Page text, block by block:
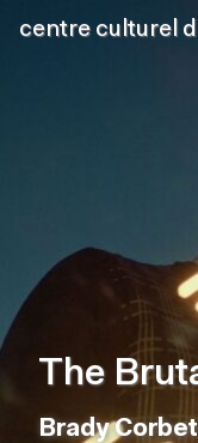
centre culturel
The
Brady Corbet